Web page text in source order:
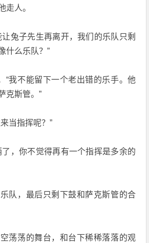
走人。
兔子先生再离开，我们的乐队只剩
什么乐队？”
“我不能留下一个老出错的乐手。他
克斯管。”
当指挥呢？”
了，你不觉得再有一个指挥是多余的
队，最后只剩下鼓和萨克斯管的合
荡荡的舞台，和台下稀稀落落的观